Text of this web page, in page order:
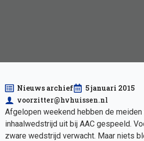
Nieuws archief
5 januari 2015
voorzitter@hvhuissen.nl
Afgelopen weekend hebben de meiden
inhaalwedstrijd uit bij AAC gespeeld.
zware wedstrijd verwacht. Maar niets